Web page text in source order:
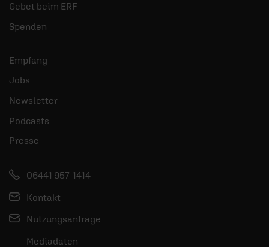
Gebet beim ERF
Spenden
Empfang
Jobs
Newsletter
Podcasts
Presse
06441 957-1414
Kontakt
Nutzungsanfrage
Mediadaten